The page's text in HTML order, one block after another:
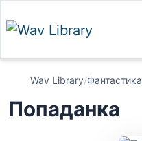
Wav Library/Фантастика
Попаданка